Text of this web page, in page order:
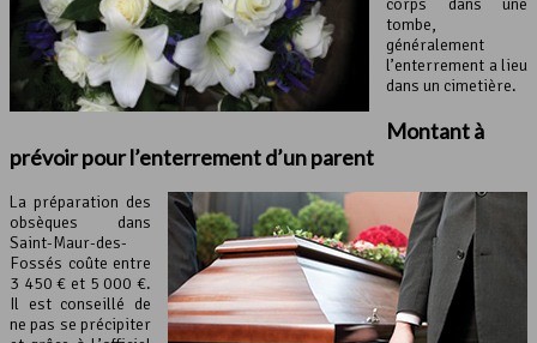
tombe,
généralement
l’enterrement a lieu
dans un cimetière.
Montant à
prévoir pour l’enterrement d’un parent
La préparation des
obsèques dans
Saint-Maur-des-
Fossés coûte entre
3 450 € et 5 000 €.
Il est conseillé de
ne pas se précipiter